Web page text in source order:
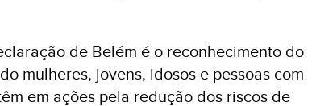
de Belém é o reconhecimento do
mulheres, jovens, idosos e pessoas com
em ações pela redução dos riscos de